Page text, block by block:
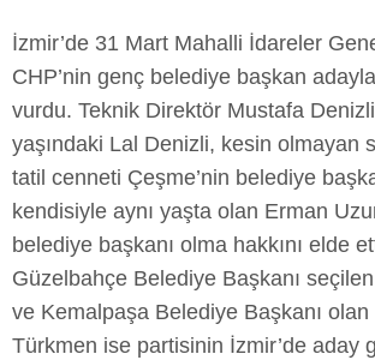
İzmir’de 31 Mart Mahalli İdareler
CHP’nin genç belediye başkan
vurdu. Teknik Direktör Mustafa
yaşındaki Lal Denizli, kesin olmayan
tatil cenneti Çeşme’nin belediye
kendisiyle aynı yaşta olan Erman
belediye başkanı olma hakkını elde
Güzelbahçe Belediye Başkanı
ve Kemalpaşa Belediye Başkanı
Türkmen ise partisinin İzmir’de aday